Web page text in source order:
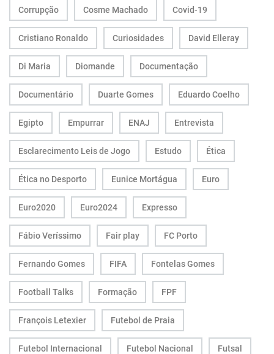
Corrupção Cosme Machado Covid-19
Cristiano Ronaldo Curiosidades David Elleray
Di Maria Diomande Documentação
Documentário Duarte Gomes Eduardo Coelho
Egipto Empurrar ENAJ Entrevista
Esclarecimento Leis de Jogo Estudo Ética
Ética no Desporto Eunice Mortágua Euro
Euro2020 Euro2024 Expresso
Fábio Veríssimo Fair play FC Porto
Fernando Gomes FIFA Fontelas Gomes
Football Talks Formação FPF
François Letexier Futebol de Praia
Futebol Internacional Futebol Nacional Futsal